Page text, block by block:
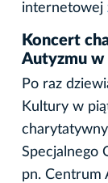
internetowej
Koncert
Autyzmu
Po raz
Kultury w
Specjalnego
pn. Centrum